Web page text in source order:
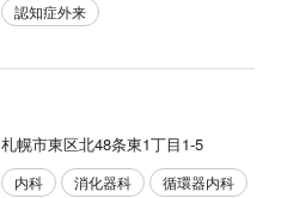
認知症外来
札幌市東区北48条東1丁目1-5
内科 消化器科
循環器内科